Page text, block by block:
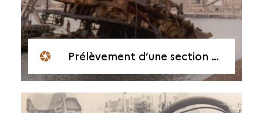
Prélèvement d’une section entière d’épave par l’entreprise Demota